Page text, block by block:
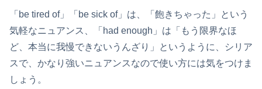
「be tired of」「be sick of」は、「飽きちゃった」という
気軽なニュアンス、「had enough」は「もう限界なほ
ど、本当に我慢できないうんざり」というように、シリア
スで、かなり強いニュアンスなので使い方には気をつけま
しょう。